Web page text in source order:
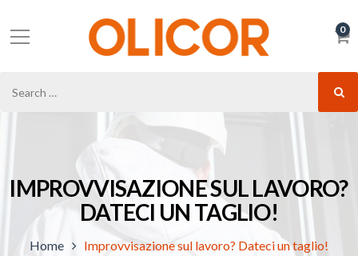
0
IMPROVVISAZIONE SUL LAVORO?
DATECI UN TAGLIO!
Home Improvvisazione sul lavoro? Dateci un taglio!